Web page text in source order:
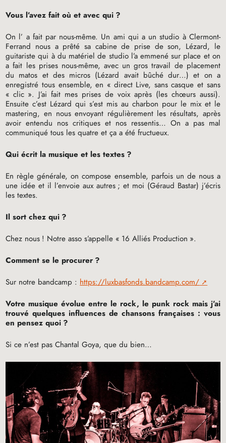
Vous l’avez fait où et avec qui ?
On l’ a fait par nous-même. Un ami qui a un studio à Clermont-
Ferrand nous a prêté sa cabine de prise de son, Lézard, le
guitariste qui à du matériel de studio l’a emmené sur place et on
a fait les prises nous-même, avec un gros travail de placement
du matos et des micros (Lézard avait bûché dur…) et on a
enregistré tous ensemble, en « direct Live, sans casque et sans
« clic ». J’ai fait mes prises de voix après (les chœurs aussi).
Ensuite c’est Lézard qui s’est mis au charbon pour le mix et le
mastering, en nous envoyant régulièrement les résultats, après
avoir entendu nos critiques et nos ressentis… On a pas mal
communiqué tous les quatre et ça a été fructueux.
Qui écrit la musique et les textes ?
En règle générale, on compose ensemble, parfois un de nous a
une idée et il l’envoie aux autres ; et moi (Géraud Bastar) j’écris
les textes.
Il sort chez qui ?
Chez nous ! Notre asso s’appelle « 16 Alliés Production ».
Comment se le procurer ?
Sur notre bandcamp :https://luxbasfonds.bandcamp.com/
Votre musique évolue entre le rock, le punk rock mais j’ai
trouvé quelques influences de chansons françaises : vous
en pensez quoi ?
Si ce n’est pas Chantal Goya, que du bien…